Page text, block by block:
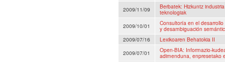
2009/11/09
Berbatek: Hizkuntz
teknologiak
2009/10/01
Consultoría en el
y desambiguación
2009/07/16
Lexikoaren Behatokia II
2009/07/01
Open-BIA: Informazio-
adimenduna, enpresetako